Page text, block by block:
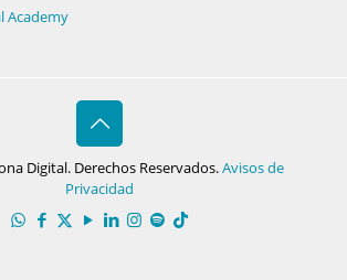
Academy
Digital. Derechos Reservados.Avisos de
Privacidad